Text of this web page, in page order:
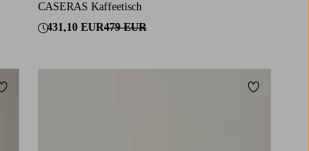
CASERAS Kaffeetisch
431,10 EUR479 EUR
Zu Favoriten hinzufügen Zu